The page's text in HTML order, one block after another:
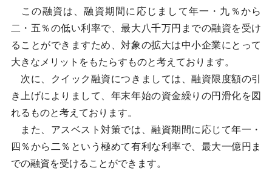
この融資は、融資期間に応じまして年一・九％から
二・五％の低い利率で、最大八千万円までの融資を受け
ることができますため、対象の拡大は中小企業にとって
大きなメリットをもたらすものと考えております。
次に、クイック融資につきましては、融資限度額の引
き上げによりまして、年末年始の資金繰りの円滑化を図
れるものと考えております。
また、アスベスト対策では、融資期間に応じて年一・
四％から二％という極めて有利な利率で、最大一億円ま
での融資を受けることができます。